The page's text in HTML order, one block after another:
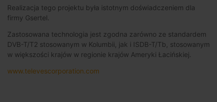
Realizacja tego projektu była istotnym doświadczeniem dla
firmy Gsertel.
Zastosowana technologia jest zgodna zarówno ze standardem
DVB-T/T2 stosowanym w Kolumbii, jak i ISDB-T/Tb, stosowanym
w większości krajów w regionie krajów Ameryki Łacińskiej.
www.televescorporation.com